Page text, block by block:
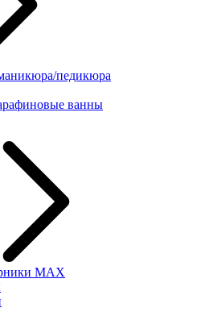
педикюра
ванны
MAX